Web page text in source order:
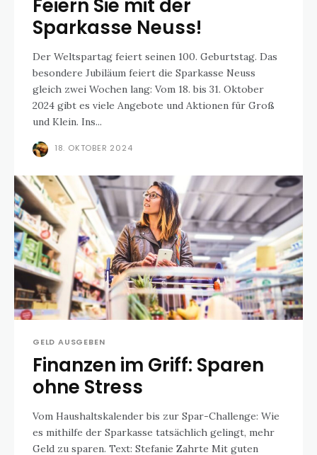
Feiern Sie mit der
Sparkasse Neuss!
Der Weltspartag feiert seinen 100. Geburtstag. Das
besondere Jubiläum feiert die Sparkasse Neuss
gleich zwei Wochen lang: Vom 18. bis 31. Oktober
2024 gibt es viele Angebote und Aktionen für Groß
und Klein. Ins...
18. OKTOBER 2024
GELD AUSGEBEN
Finanzen im Griff: Sparen
ohne Stress
Vom Haushaltskalender bis zur Spar-Challenge: Wie
es mithilfe der Sparkasse tatsächlich gelingt, mehr
Geld zu sparen. Text: Stefanie Zahrte Mit guten